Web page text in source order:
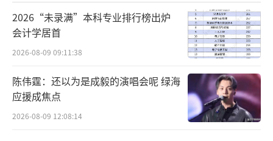
2026“未录满”本科专业排行榜出炉
会计学居首
2026-08-09 09:11:38
陈伟霆：还以为是成毅的演唱会呢 绿海
应援成焦点
2026-08-09 12:08:14